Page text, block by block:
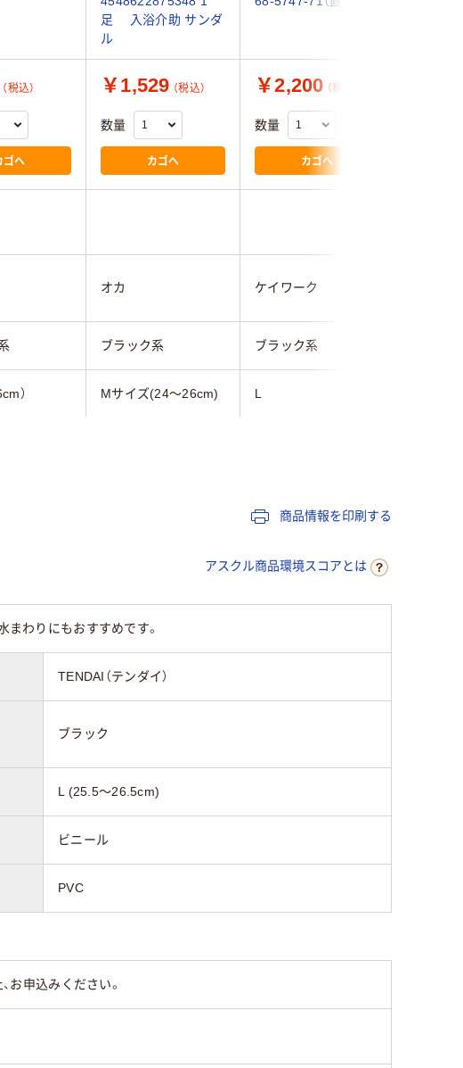
足 入浴介助 サンダ
ル
（税込）
ゴへ
￥1,529 （税込）
数量
カゴへ
￥2,200 （税込）
数量
カゴへ
オカ ケイワーク
ブラック系 ブラック系
） Mサイズ(24～26cm) L
商品情報を印刷する
アスクル商品環境スコアとは
まわりにもおすすめです。
TENDAI（テンダイ）
ブラック
L (25.5～26.5cm)
ビニール
PVC
お申込みください。